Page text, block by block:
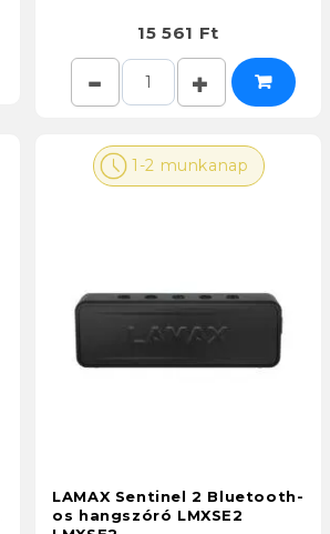
15 561 Ft
1-2 munkanap
LAMAX Sentinel 2 Bluetooth-
os hangszóró LMXSE2